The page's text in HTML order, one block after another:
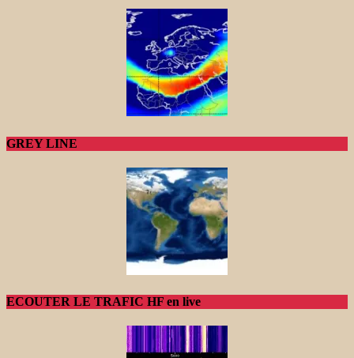
GREY LINE
ECOUTER LE TRAFIC HF en live